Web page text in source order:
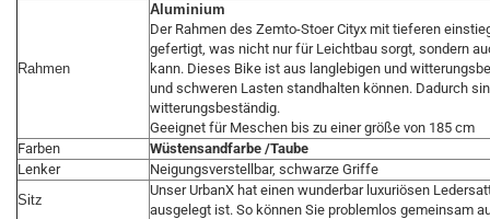
Rahmen
Aluminium
Der Rahmen des Zemto-Stoer Cityx mit tieferen
gefertigt, was nicht nur für Leichtbau sorgt, sondern
kann. Dieses Bike ist aus langlebigen und
und schweren Lasten standhalten können. Dadurch
witterungsbeständig.
Geeignet für Meschen bis zu einer größe von 185 cm
Farben
Wüstensandfarbe /Taube
Lenker
Neigungsverstellbar, schwarze Griffe
Sitz
Unser UrbanX hat einen wunderbar luxuriösen
ausgelegt ist. So können Sie problemlos gemeinsam